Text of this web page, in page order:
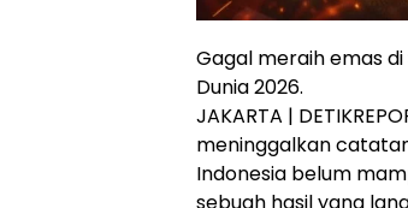
Gagal meraih emas
Dunia 2026.
JAKARTA |
meninggalkan
Indonesia belum
sebuah hasil yang